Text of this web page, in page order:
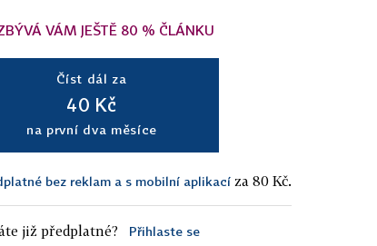
VÁM JEŠTĚ 80 % ČLÁNKU
Číst dál za
40 Kč
na první dva měsíce
bez reklam a s mobilní aplikací za 80 Kč.
již předplatné? Přihlaste se